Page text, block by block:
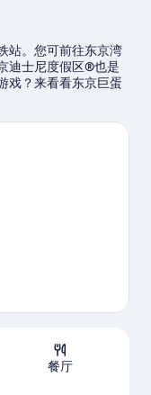
站。您可前往东京湾
迪士尼度假区®也是
戏？来看看东京巨蛋
餐厅